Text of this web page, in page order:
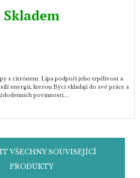
Skladem
s citrónem. Lípa podpoří jeho trpělivost a
energii, kterou Býci vkládají do své práce a
povinností....
VŠECHNY SOUVISEJÍCÍ
PRODUKTY